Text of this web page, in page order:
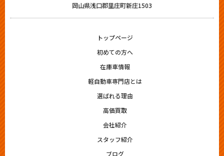
岡山県浅口郡里庄町新庄1503
トップページ
初めての方へ
在庫車情報
軽自動車専門店とは
選ばれる理由
高価買取
会社紹介
スタッフ紹介
ブログ